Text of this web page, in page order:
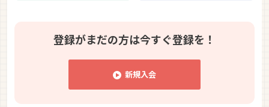
登録がまだの方は今すぐ登録を！
新規入会